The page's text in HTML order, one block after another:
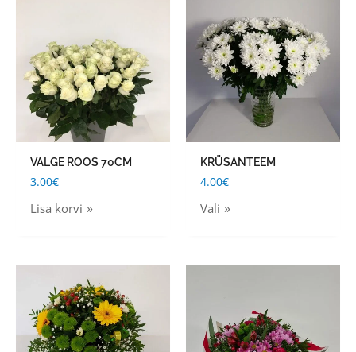
VALGE ROOS 70CM
3.00€
Lisa korvi
KRÜSANTEEM
4.00€
Vali
product
has
multiple
variants.
The
options
may
be
on
50.00€
has
multiple